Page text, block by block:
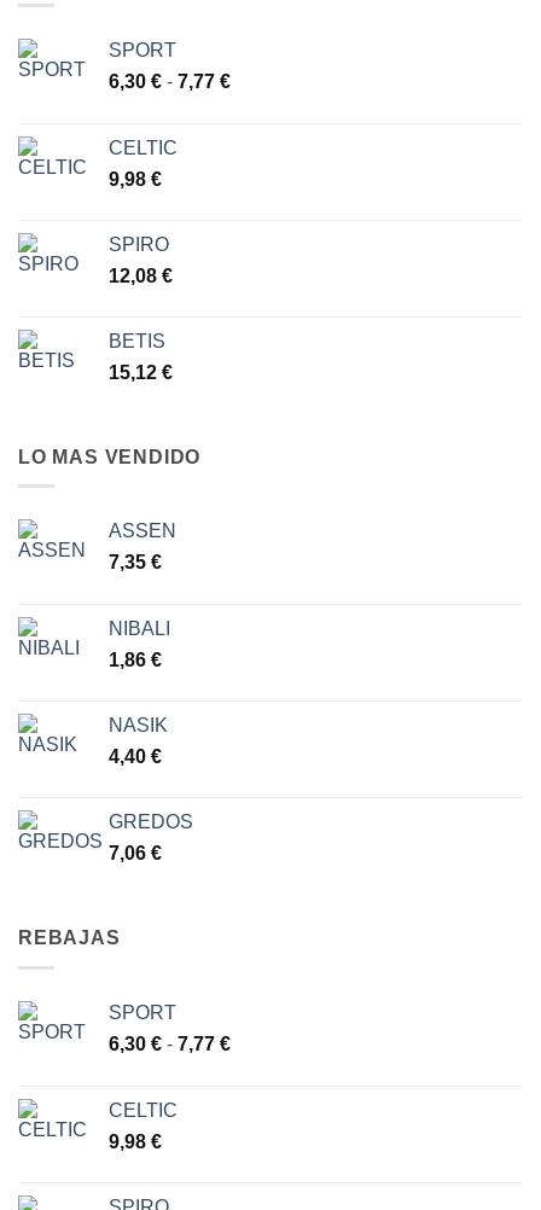
SPORT
6,30 € - 7,77 €Rango
CELTIC
9,98 €
SPIRO
12,08 €
BETIS
15,12 €
LO MAS VENDIDO
ASSEN
7,35 €
NIBALI
1,86 €
NASIK
4,40 €
GREDOS
7,06 €
REBAJAS
SPORT
6,30 € - 7,77 €Rango
CELTIC
9,98 €